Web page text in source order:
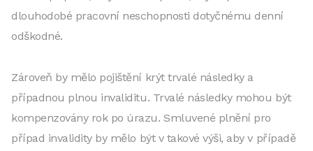
dlouhodobé pracovní neschopnosti dotyčnému denní
odškodné.
Zároveň by mělo pojištění krýt trvalé následky a
případnou plnou invaliditu. Trvalé následky mohou být
kompenzovány rok po úrazu. Smluvené plnění pro
případ invalidity by mělo být v takové výši, aby v případě